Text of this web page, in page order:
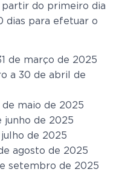
partir do primeiro dia
dias para efetuar o
de março de 2025
a 30 de abril de
maio de 2025
junho de 2025
julho de 2025
agosto de 2025
setembro de 2025